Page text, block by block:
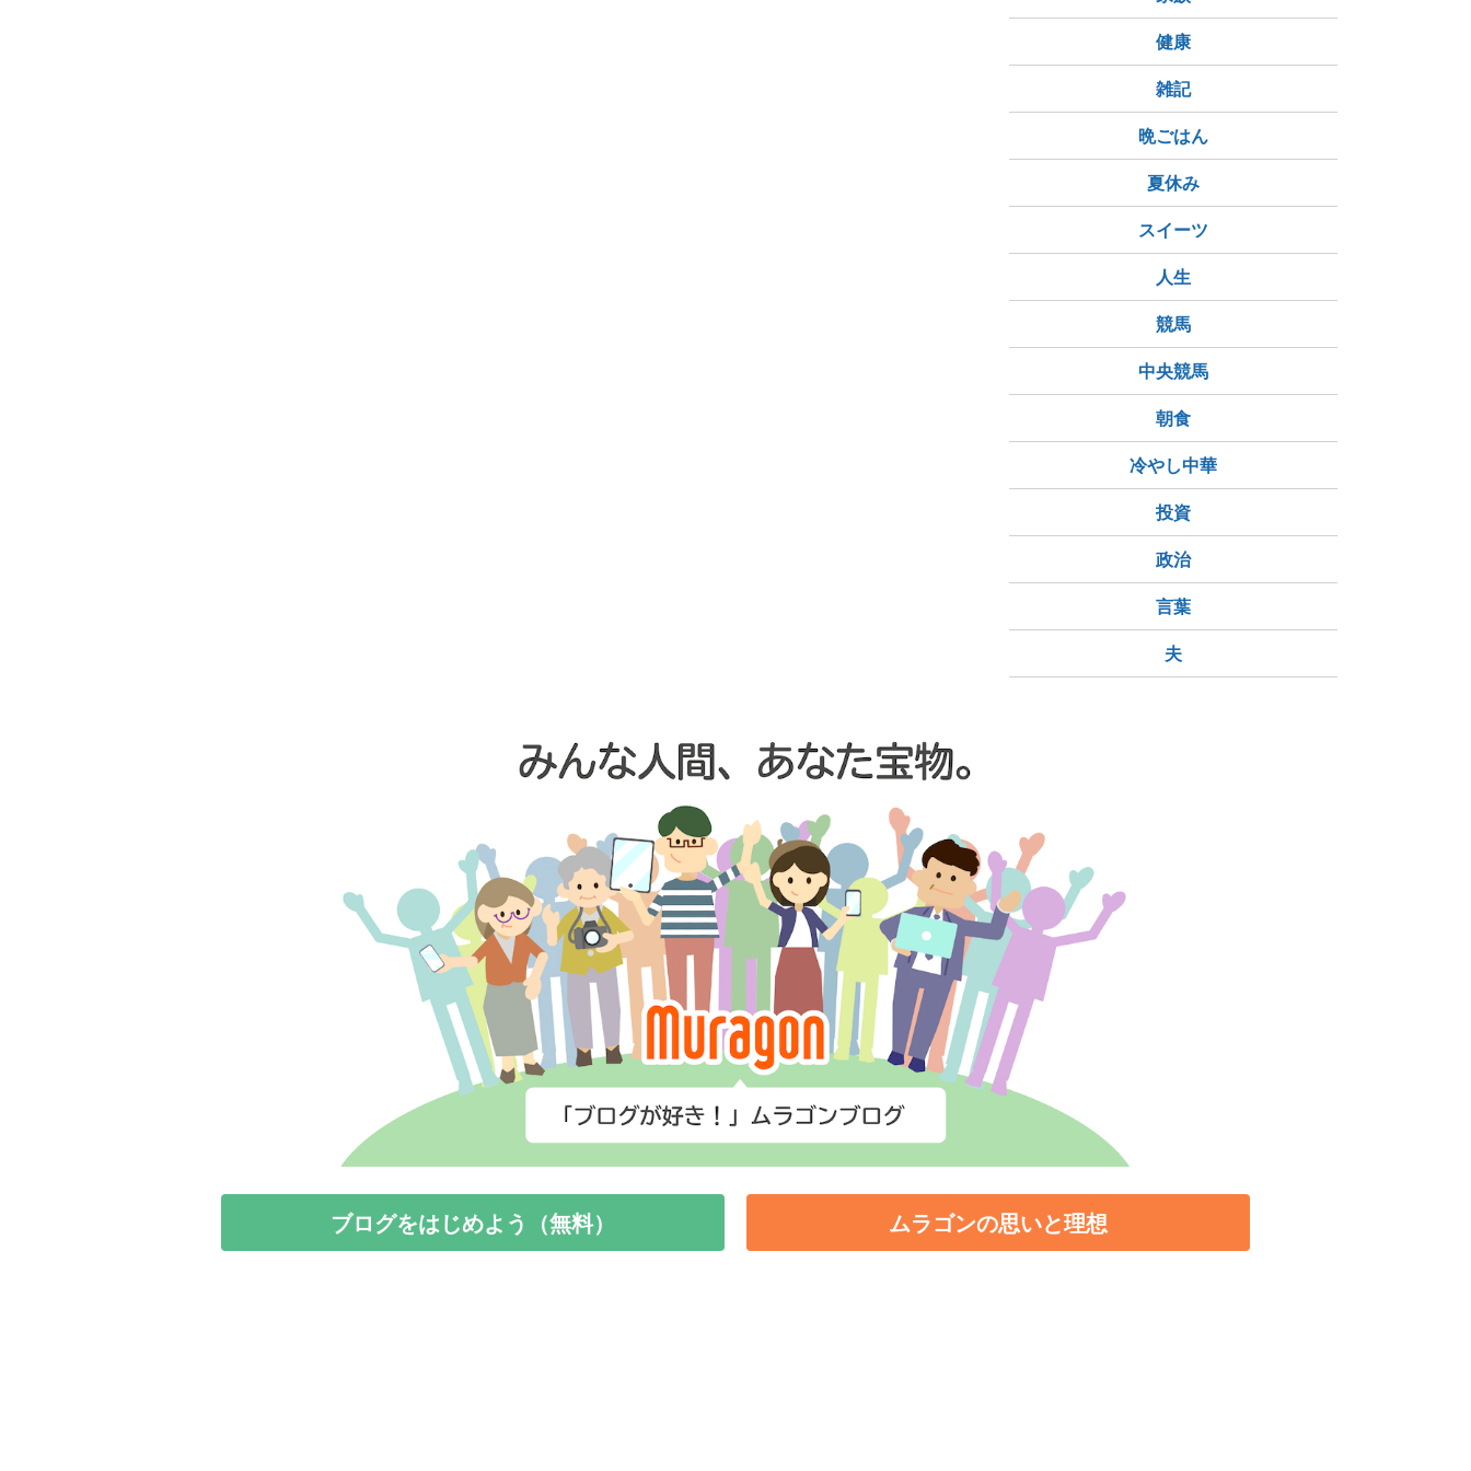
健康
雑記
晩ごはん
夏休み
スイーツ
人生
競馬
中央競馬
朝食
冷やし中華
投資
政治
言葉
夫
ブログをはじめよう（無料） ムラゴンの思いと理想